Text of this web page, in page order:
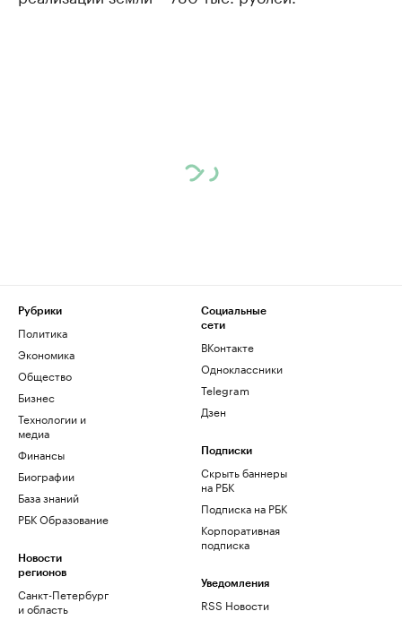
Рубрики
Политика
Экономика
Общество
Бизнес
Технологии и
медиа
Финансы
Биографии
База знаний
РБК Образование
Новости
регионов
Санкт-Петербург
и область
Социальные
сети
ВКонтакте
Одноклассники
Telegram
Дзен
Подписки
Скрыть баннеры
на РБК
Подписка на РБК
Корпоративная
подписка
Уведомления
RSS Новости